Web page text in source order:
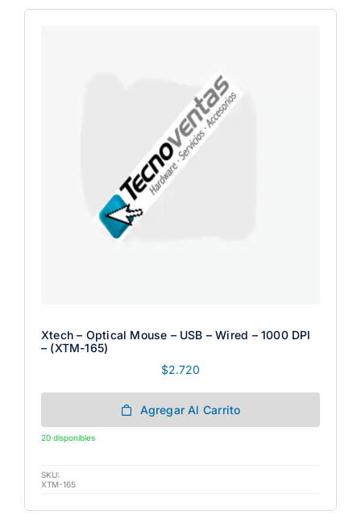
Xtech – Optical Mouse – USB – Wired – 1000 DPI
– (XTM-165)
$2.720
Agregar Al Carrito
20 disponibles
SKU:
XTM-165